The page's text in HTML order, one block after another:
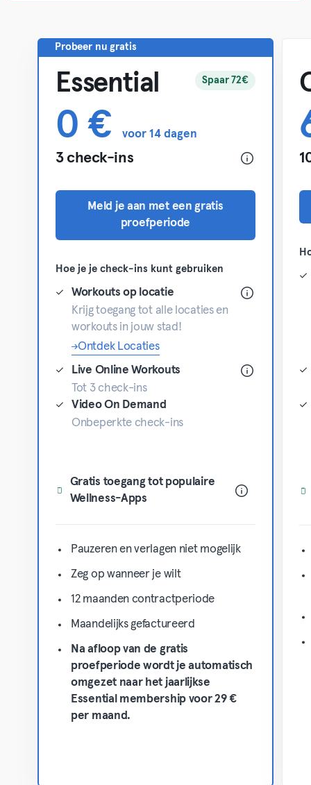
Probeer nu gratis
Essential Spaar 72€
0 € voor 14 dagen
3 check-ins
Meld je aan met een gratis
proefperiode
Hoe je je check-ins kunt gebruiken
Workouts op locatie
Krijg toegang tot alle locaties en
workouts in jouw stad!
Ontdek Locaties
Live Online Workouts
Tot 3 check-ins
Video On Demand
Onbeperkte check-ins
Gratis toegang tot populaire
Wellness-Apps
Pauzeren en verlagen niet mogelijk
Zeg op wanneer je wilt
12 maanden contractperiode
Maandelijks gefactureerd
Na afloop van de gratis
proefperiode wordt je automatisch
omgezet naar het jaarlijkse
Essential membership voor 29 €
per maand.